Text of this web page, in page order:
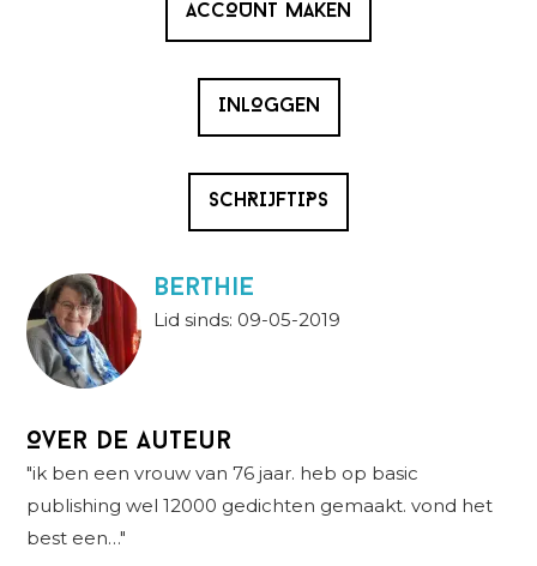
ACCOUNT MAKEN
INLOGGEN
SCHRIJFTIPS
berthie
Lid sinds: 09-05-2019
Over de auteur
"ik ben een vrouw van 76 jaar. heb op basic
publishing wel 12000 gedichten gemaakt. vond het
best een…"